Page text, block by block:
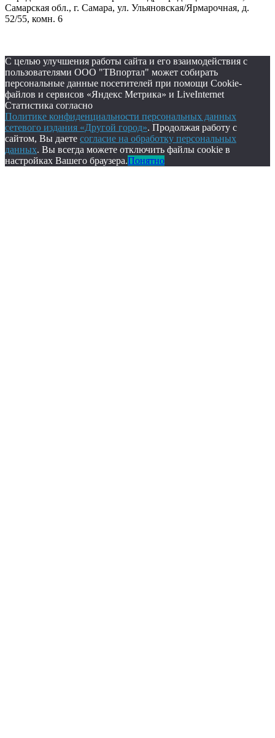
Самарская обл., г. Самара, ул. Ульяновская/Ярмарочная, д.
52/55, комн. 6
С целью улучшения работы сайта и его взаимодействия с
пользователями ООО "ТВпортал" может собирать
персональные данные посетителей при помощи Cookie-
файлов и сервисов «Яндекс Метрика» и LiveInternet
Статистика согласно
Политике конфиденциальности персональных данных
сетевого издания «Другой город». Продолжая работу с
сайтом, Вы даете согласие на обработку персональных
данных. Вы всегда можете отключить файлы cookie в
настройках Вашего браузера.Понятно